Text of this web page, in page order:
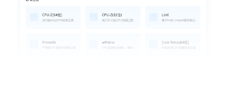
置流程，还让我能够迅速解决各种常见的打